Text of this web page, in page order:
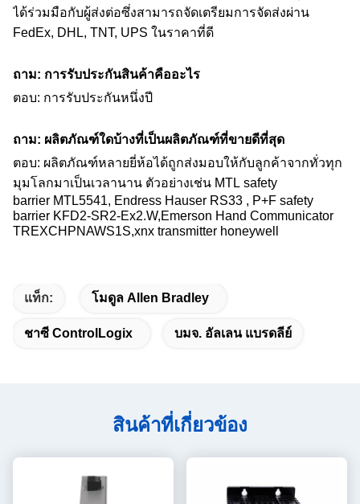
ได้ร่วมมือกับผู้ส่งต่อซึ่งสามารถจัดเตรียมการจัดส่งผ่าน
FedEx, DHL, TNT, UPS ในราคาที่ดี
ถาม: การรับประกันสินค้าคืออะไร
ตอบ: การรับประกันหนึ่งปี
ถาม: ผลิตภัณฑ์ใดบ้างที่เป็นผลิตภัณฑ์ที่ขายดีที่สุด
ตอบ: ผลิตภัณฑ์หลายยี่ห้อได้ถูกส่งมอบให้กับลูกค้าจากทั่วทุก
มุมโลกมาเป็นเวลานาน ตัวอย่างเช่น MTL safety
barrier MTL5541, Endress Hauser​ RS33 , P+F safety
barrier KFD2-SR2-Ex2.W,Emerson Hand Communicator
TREXCHPNAWS1S,xnx transmitter honeywell
แท็ก: โมดูล Allen Bradley
ชาซี ControlLogix บมจ. อัลเลน แบรดลีย์
สินค้าที่เกี่ยวข้อง